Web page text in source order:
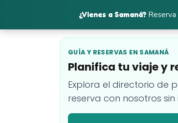
GUÍA Y RESERVAS EN SAMANÁ
Planifica tu viaje y
Explora el directorio de
reserva con nosotros
¿Vienes a Samaná?Reserva